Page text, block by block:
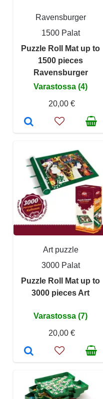
Ravensburger
1500 Palat
Puzzle Roll Mat up to
1500 pieces
Ravensburger
Varastossa (4)
20,00 €
Art puzzle
3000 Palat
Puzzle Roll Mat up to
3000 pieces Art
Varastossa (7)
20,00 €